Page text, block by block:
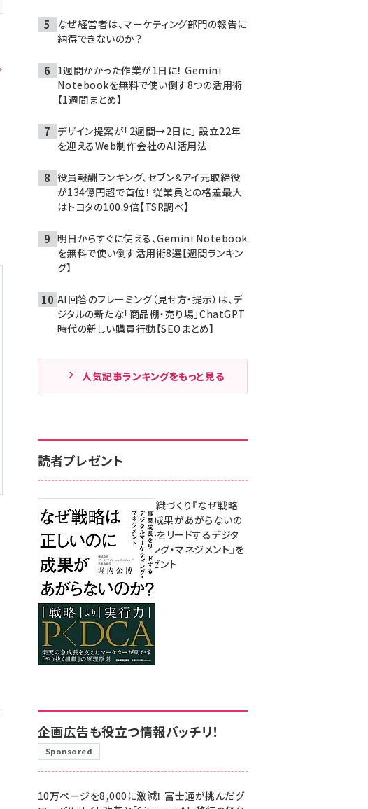
なぜ経営者は、マーケティング部門の報告に
納得できないのか？
1週間かかった作業が1日に！ Gemini
Notebookを無料で使い倒す8つの活用術
【1週間まとめ】
デザイン提案が「2週間→2日に」 設立22年
を迎えるWeb制作会社のAI活用法
役員報酬ランキング、セブン＆アイ元取締役
が134億円超で首位！ 従業員との格差最大
はトヨタの100.9倍【TSR調べ】
明日からすぐに使える、Gemini Notebook
を無料で使い倒す活用術8選【週間ランキン
グ】
AI回答のフレーミング（見せ方・提示）は、デ
ジタルの新たな「商品棚・売り場」――ChatGPT
時代の新しい購買行動【SEOまとめ】
人気記事ランキングをもっと見る
読者プレゼント
成果を生む組織づくり『なぜ戦略
は正しいのに成果があがらないの
か？ 事業成長をリードするデジタ
ルマーケティング・マネジメント』を
3名様にプレゼント
8月7日 10:00
企画広告も役立つ情報バッチリ！
Sponsored
10万ページを8,000に激減！ 富士通が挑んだグ